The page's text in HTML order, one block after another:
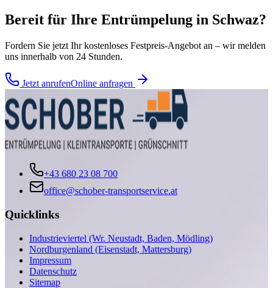
Bereit für Ihre Entrümpelung in Schwaz?
Fordern Sie jetzt Ihr kostenloses Festpreis-Angebot an – wir melden
uns innerhalb von 24 Stunden.
Jetzt anrufenOnline anfragen
+43 680 23 08 700
office@schober-transportservice.at
Quicklinks
Industrieviertel (Wr. Neustadt, Baden, Mödling)
Nordburgenland (Eisenstadt, Mattersburg)
Impressum
Datenschutz
Sitemap